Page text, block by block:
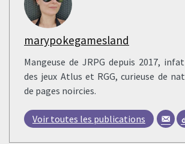
marypokegamesland
Mangeuse de JRPG depuis 2017,
des jeux Atlus et RGG, curieuse de
de pages noircies.
Voir toutes les publications